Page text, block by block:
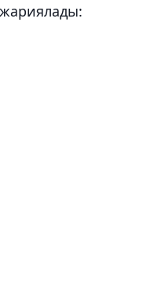
жариялады: